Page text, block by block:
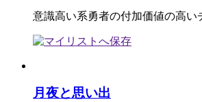
意識高い系勇者の付加価値の高い
月夜と思い出